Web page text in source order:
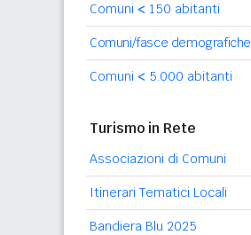
Comuni < 150 abitanti
Comuni/fasce demografiche
Comuni < 5.000 abitanti
Turismo in Rete
Associazioni di Comuni
Itinerari Tematici Locali
Bandiera Blu 2025